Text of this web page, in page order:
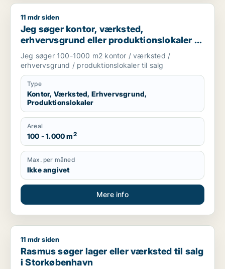
Jeg søger kontor, værksted, erhvervsgrund eller
11 mdr siden
Jeg søger kontor, værksted,
erhvervsgrund eller produktionslokaler til
salg i Storkøbenhavn
Jeg søger 100-1000 m2 kontor / værksted /
erhvervsgrund / produktionslokaler til salg
Type
Kontor, Værksted, Erhvervsgrund,
Produktionslokaler
Areal
100 - 1.000 m2
Max. per måned
Ikke angivet
Mere info
Rasmus søger lager eller værksted til salg i Storkøbenhavn
11 mdr siden
Rasmus søger lager eller værksted til salg
i Storkøbenhavn